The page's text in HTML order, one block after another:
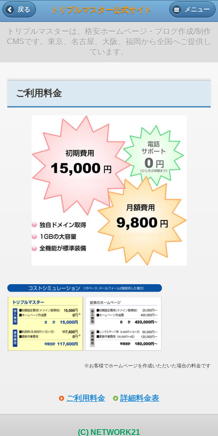
トリプルマスター公式サイト
戻る メニュー
トリプルマスターは、格安ホームページ・ブログ作成/制作
CMSです。東京、名古屋、大阪、福岡から全国へご提供し
ています。
ご利用料金
※お客様でホームページを作成いただいた場合の料金です
ご利用料金 詳細料金表
(C) NETWORK21